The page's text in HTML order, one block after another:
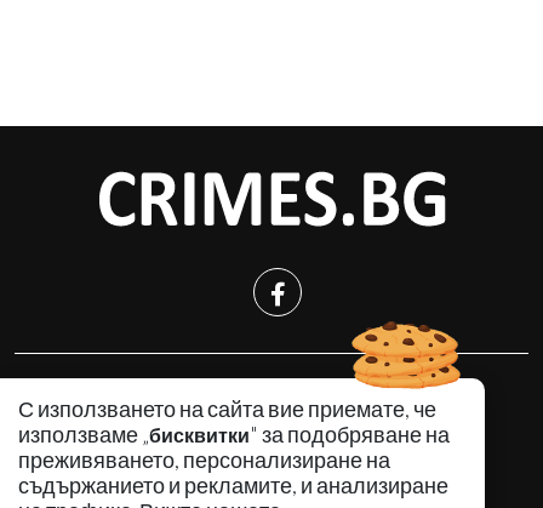
С използването на сайта вие приемате, че
използваме „бисквитки" за подобряване на
преживяването, персонализиране на
съдържанието и рекламите, и анализиране
КРИМИНАЛНО
ИНЦИДЕНТИ
АНАЛИЗИ
ПО СВЕТА